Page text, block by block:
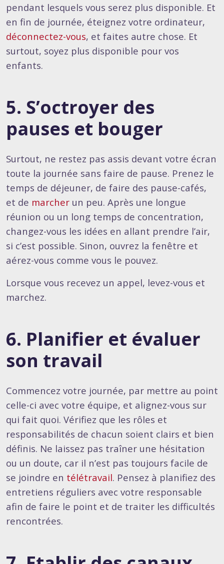
pendant lesquels vous serez plus disponible. Et
en fin de journée, éteignez votre ordinateur,
déconnectez-vous, et faites autre chose. Et
surtout, soyez plus disponible pour vos
enfants.
5. S’octroyer des
pauses et bouger
Surtout, ne restez pas assis devant votre écran
toute la journée sans faire de pause. Prenez le
temps de déjeuner, de faire des pause-cafés,
et de marcher un peu. Après une longue
réunion ou un long temps de concentration,
changez-vous les idées en allant prendre l’air,
si c’est possible. Sinon, ouvrez la fenêtre et
aérez-vous comme vous le pouvez.
Lorsque vous recevez un appel, levez-vous et
marchez.
6. Planifier et évaluer
son travail
Commencez votre journée, par mettre au point
celle-ci avec votre équipe, et alignez-vous sur
qui fait quoi. Vérifiez que les rôles et
responsabilités de chacun soient clairs et bien
définis. Ne laissez pas traîner une hésitation
ou un doute, car il n’est pas toujours facile de
se joindre en télétravail. Pensez à planifiez des
entretiens réguliers avec votre responsable
afin de faire le point et de traiter les difficultés
rencontrées.